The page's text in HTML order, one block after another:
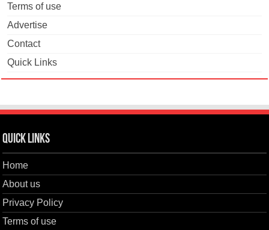
Terms of use
Advertise
Contact
Quick Links
Quick Links
Home
About us
Privacy Policy
Terms of use